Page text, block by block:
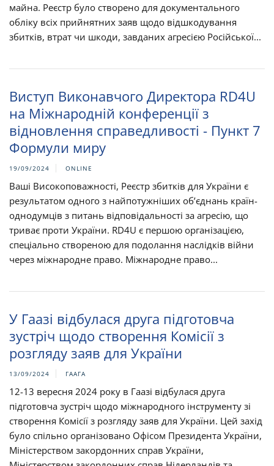
майна. Реєстр було створено для документального
обліку всіх прийнятних заяв щодо відшкодування
збитків, втрат чи шкоди, завданих агресією Російської...
Виступ Виконавчого Директора RD4U
на Міжнародній конференції з
відновлення справедливості - Пункт 7
Формули миру
19/09/2024 ONLINE
Ваші Високоповажності, Реєстр збитків для України є
результатом одного з найпотужніших об’єднань країн-
однодумців з питань відповідальності за агресію, що
триває проти України. RD4U є першою організацією,
спеціально створеною для подолання наслідків війни
через міжнародне право. Міжнародне право...
У Гаазі відбулася друга підготовча
зустріч щодо створення Комісії з
розгляду заяв для України
13/09/2024 ГААГА
12-13 вересня 2024 року в Гаазі відбулася друга
підготовча зустріч щодо міжнародного інструменту зі
створення Комісії з розгляду заяв для України. Цей захід
було спільно організовано Офісом Президента України,
Міністерством закордонних справ України,